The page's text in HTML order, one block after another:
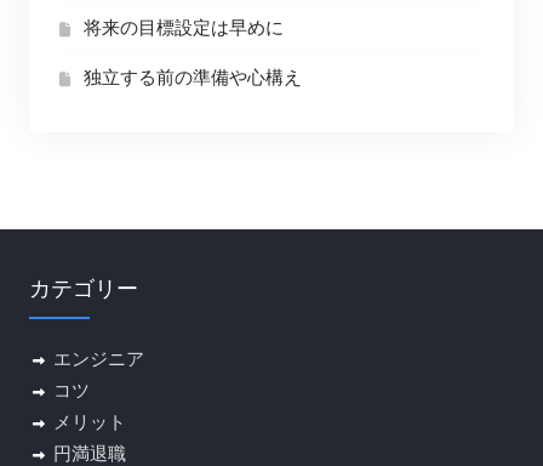
将来の目標設定は早めに
独立する前の準備や心構え
カテゴリー
エンジニア
コツ
メリット
円満退職